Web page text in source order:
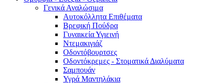
Γενικά Αναλώσιμα
Αυτοκόλλητα Επιθέματα
Βρεφική Πούδρα
Γυναικεία Υγιεινή
Ντεμακιγιάζ
Οδοντόβουρτσες
Οδοντόκρεμες - Στοματικά Διαλύματα
Σαμπουάν
Υγρά Μαντηλάκια